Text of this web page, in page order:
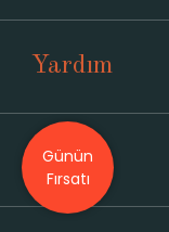
Yardım
Üyelik
Günün
Fırsatı